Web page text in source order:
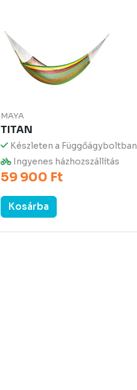
MAYA
TITAN
Készleten a Függőágyboltban
Ingyenes házhozszállítás
59 900 Ft
Kosárba